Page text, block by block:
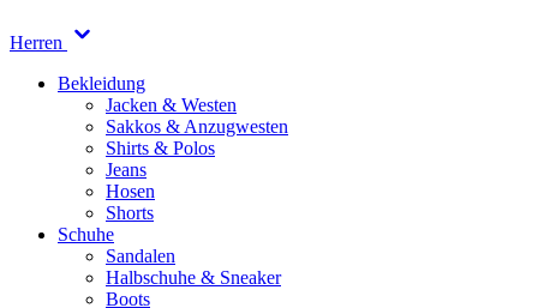
Herren
Bekleidung
Jacken & Westen
Sakkos & Anzugwesten
Shirts & Polos
Jeans
Hosen
Shorts
Schuhe
Sandalen
Halbschuhe & Sneaker
Boots